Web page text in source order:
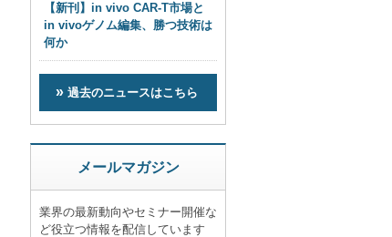
【新刊】in vivo CAR-T市場と
in vivoゲノム編集、勝つ技術は
何か
過去のニュースはこちら
メールマガジン
業界の最新動向やセミナー開催な
ど役立つ情報を配信しています